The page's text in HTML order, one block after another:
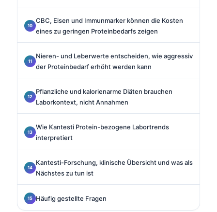
CBC, Eisen und Immunmarker können die Kosten
eines zu geringen Proteinbedarfs zeigen
Nieren- und Leberwerte entscheiden, wie aggressiv
der Proteinbedarf erhöht werden kann
Pflanzliche und kalorienarme Diäten brauchen
Laborkontext, nicht Annahmen
Wie Kantesti Protein-bezogene Labortrends
interpretiert
Kantesti-Forschung, klinische Übersicht und was als
Nächstes zu tun ist
Häufig gestellte Fragen